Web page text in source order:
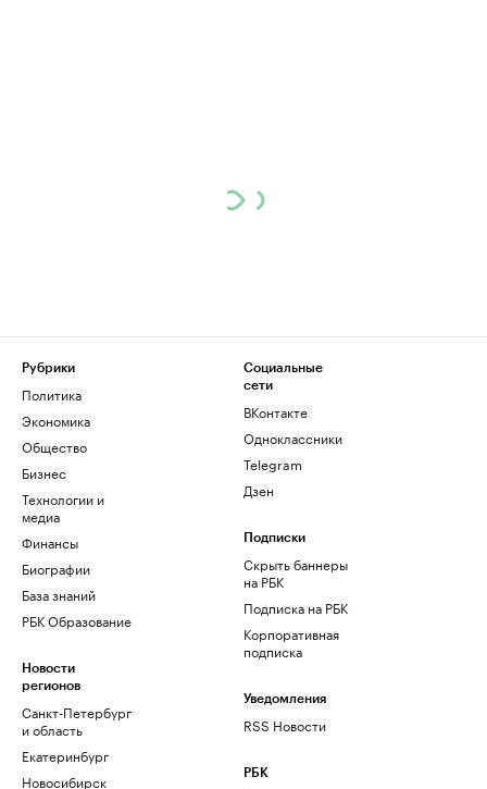
Рубрики
Политика
Экономика
Общество
Бизнес
Технологии и
медиа
Финансы
Биографии
База знаний
РБК Образование
Новости
регионов
Санкт-Петербург
и область
Екатеринбург
Новосибирск
Социальные
сети
ВКонтакте
Одноклассники
Telegram
Дзен
Подписки
Скрыть баннеры
на РБК
Подписка на РБК
Корпоративная
подписка
Уведомления
RSS Новости
РБК